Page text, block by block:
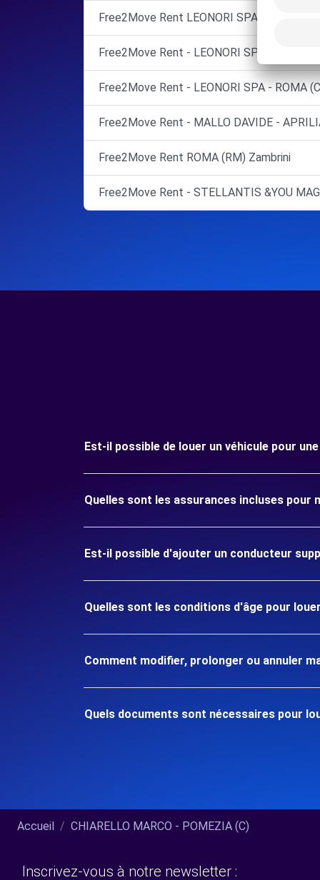
Free2Move Rent LEONORI SPA
Free2Move Rent - LEONORI SPA - ROMA
Free2Move Rent - LEONORI SPA - ROMA
Free2Move Rent - MALLO DAVIDE -
Free2Move Rent ROMA (RM) Zambrini
Free2Move Rent - STELLANTIS &YOU
Est-il possible de louer un véhicule pour
Quelles sont les assurances incluses pour
Est-il possible d'ajouter un conducteur
Quelles sont les conditions d'âge pour
Comment modifier, prolonger ou annuler
Quels documents sont nécessaires pour
Accueil CHIARELLO MARCO - POMEZIA (C)
Inscrivez-vous à notre newsletter :